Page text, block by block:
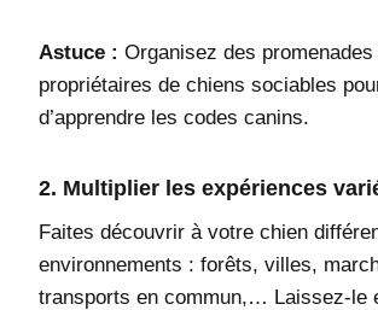
Astuce : Organisez des promenades
propriétaires de chiens sociables
d’apprendre les codes canins.
2. Multiplier les expériences
Faites découvrir à votre chien
environnements : forêts, villes,
transports en commun,… Laissez-le